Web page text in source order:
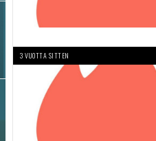
3 VUOTTA SITTEN